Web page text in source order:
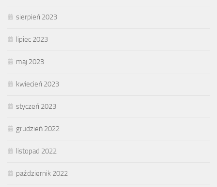
sierpień 2023
lipiec 2023
maj 2023
kwiecień 2023
styczeń 2023
grudzień 2022
listopad 2022
październik 2022